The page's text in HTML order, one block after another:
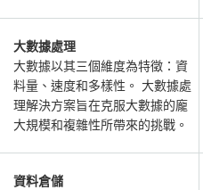
大數據處理
大數據以其三個維度為特徵：資
料量、速度和多樣性。 大數據處
理解決方案旨在克服大數據的龐
大規模和複雜性所帶來的挑戰。
資料倉儲